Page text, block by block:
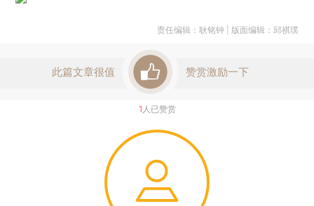
责任编辑：耿铭钟 | 版面编辑：邱祺璞
此篇文章很值 赞赏激励一下
1 人已赞赏